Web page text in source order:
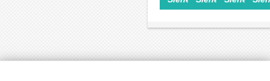
4.3Ncm
2.7V
Kleiner
Grad
0.67A
Miniatur
7Ncm
3.75V
Bipolar
0,6
0,88A